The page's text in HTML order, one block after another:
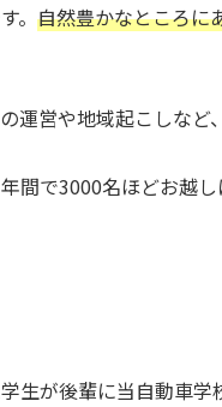
。 自然豊かなところに
営や地域起こしなど
間で3000名ほどお越し
生が後輩に当自動車学